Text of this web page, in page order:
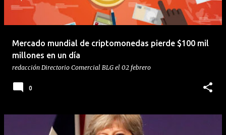
Mercado mundial de criptomonedas pierde $100 mil
millones en un día
redacción Directorio Comercial BLG el 02 febrero
0